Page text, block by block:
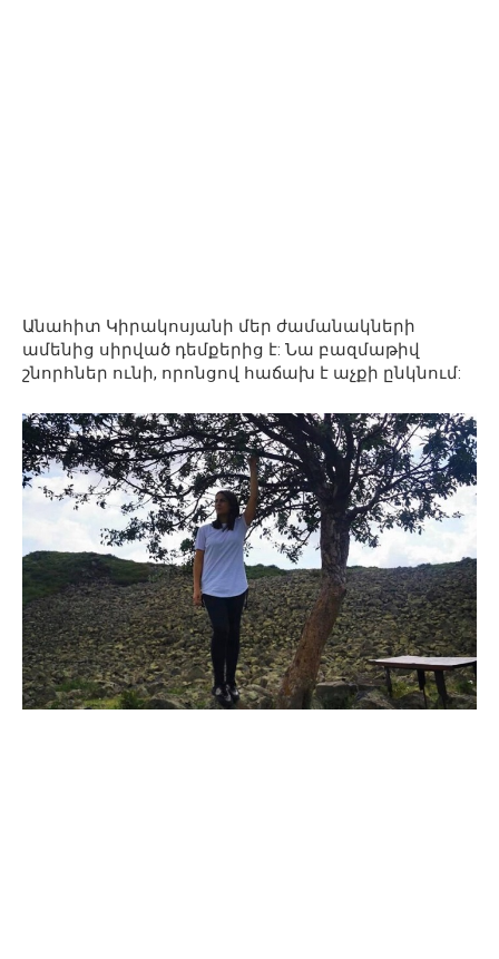
Անահիտ Կիրակոսյանի մեր ժամանակների
ամենից սիրված դեմքերից է: Նա բազմաթիվ
շնորհներ ունի, որոնցով հաճախ է աչքի ընկնում: